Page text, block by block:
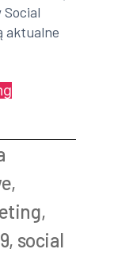
aktualne
podsumowanie!”
,
,
, social